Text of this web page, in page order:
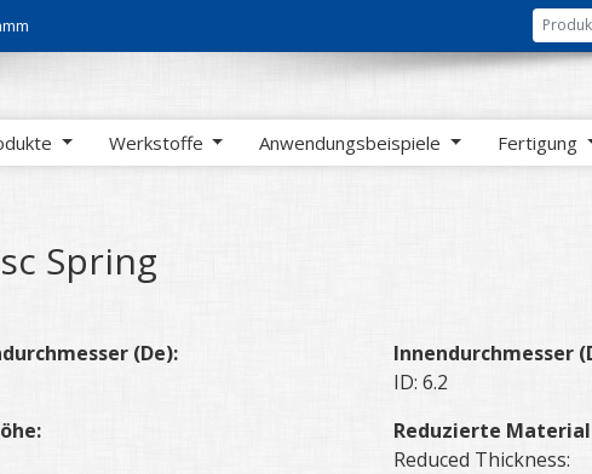
Werkstoffe Anwendungsbeispiele Fertigung
Spring
(De):
Innendurchmesser
ID: 6.2
Reduzierte
Reduced Thickness: